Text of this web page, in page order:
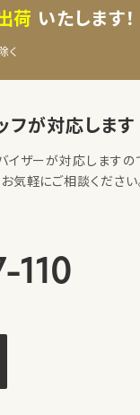
荷 いたします！
く
フが対応します
イザーが対応しますの
気軽にご相談ください
110